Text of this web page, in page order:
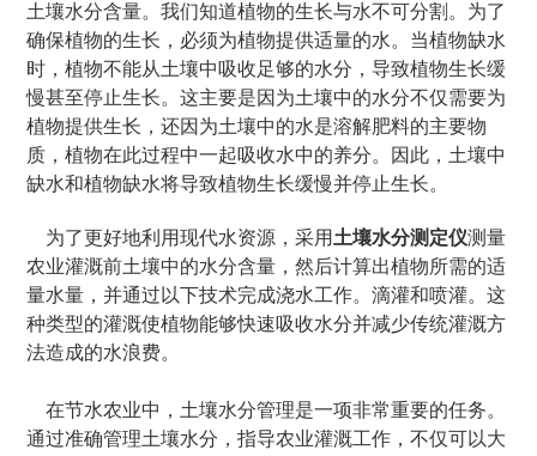
土壤水分含量。我们知道植物的生长与水不可分割。为了
确保植物的生长，必须为植物提供适量的水。当植物缺水
时，植物不能从土壤中吸收足够的水分，导致植物生长缓
慢甚至停止生长。这主要是因为土壤中的水分不仅需要为
植物提供生长，还因为土壤中的水是溶解肥料的主要物
质，植物在此过程中一起吸收水中的养分。因此，土壤中
缺水和植物缺水将导致植物生长缓慢并停止生长。
为了更好地利用现代水资源，采用 土壤水分测定仪测量
农业灌溉前土壤中的水分含量，然后计算出植物所需的适
量水量，并通过以下技术完成浇水工作。滴灌和喷灌。这
种类型的灌溉使植物能够快速吸收水分并减少传统灌溉方
法造成的水浪费。
在节水农业中，土壤水分管理是一项非常重要的任务。
通过准确管理土壤水分，指导农业灌溉工作，不仅可以大